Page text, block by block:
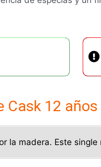
Cask 12
la madera. Este